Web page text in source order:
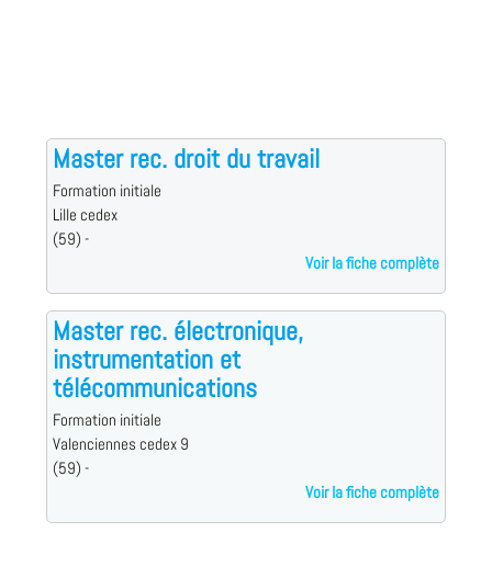
Master rec. droit du travail
Formation initiale
Lille cedex
(59) -
Voir la fiche complète
Master rec. électronique,
instrumentation et
télécommunications
Formation initiale
Valenciennes cedex 9
(59) -
Voir la fiche complète